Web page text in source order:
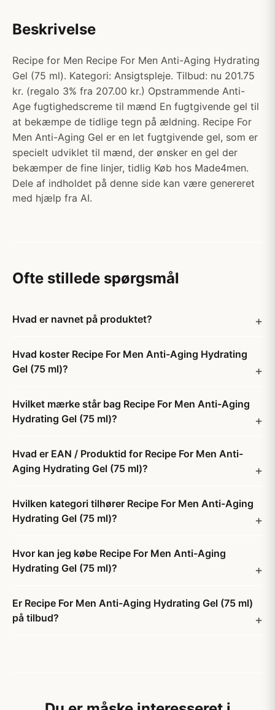
Beskrivelse
Recipe for Men Recipe For Men Anti-Aging Hydrating
Gel (75 ml). Kategori: Ansigtspleje. Tilbud: nu 201.75
kr. (regalo 3% fra 207.00 kr.) Opstrammende Anti-
Age fugtighedscreme til mænd En fugtgivende gel til
at bekæmpe de tidlige tegn på ældning. Recipe For
Men Anti-Aging Gel er en let fugtgivende gel, som er
specielt udviklet til mænd, der ønsker en gel der
bekæmper de fine linjer, tidlig Køb hos Made4men.
Dele af indholdet på denne side kan være genereret
med hjælp fra AI.
Ofte stillede spørgsmål
Hvad er navnet på produktet?
Hvad koster Recipe For Men Anti-Aging Hydrating
Gel (75 ml)?
Hvilket mærke står bag Recipe For Men Anti-Aging
Hydrating Gel (75 ml)?
Hvad er EAN / Produktid for Recipe For Men Anti-
Aging Hydrating Gel (75 ml)?
Hvilken kategori tilhører Recipe For Men Anti-Aging
Hydrating Gel (75 ml)?
Hvor kan jeg købe Recipe For Men Anti-Aging
Hydrating Gel (75 ml)?
Er Recipe For Men Anti-Aging Hydrating Gel (75 ml)
på tilbud?